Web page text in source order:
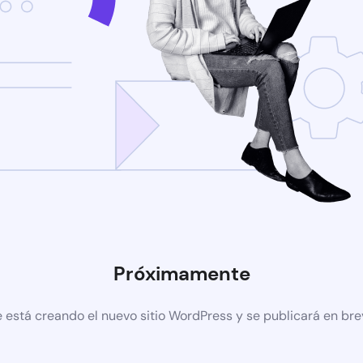
Próximamente
está creando el nuevo sitio WordPress y se publicará en